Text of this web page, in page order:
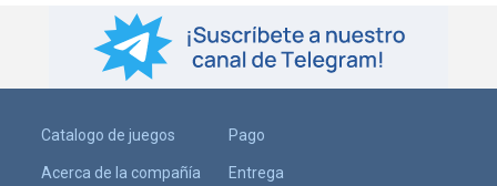
Catalogo de juegos
Acerca de la compañía
Pago
Entrega